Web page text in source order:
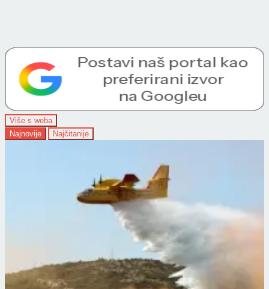
Više s weba
Najnovije
Najčitanije